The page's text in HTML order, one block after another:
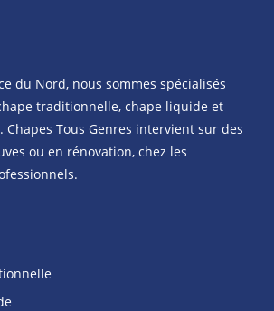
du Nord, nous sommes spécialisés
traditionnelle, chape liquide et
Chapes Tous Genres intervient sur des
ou en rénovation, chez les